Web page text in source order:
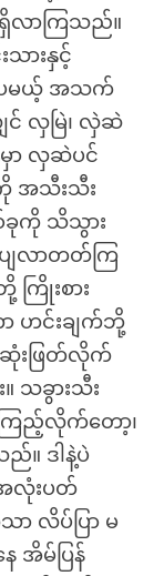
ရှိလာကြသည်။
သားနှင့်
ပေမယ့် အသက်
င် လှမြဲ၊ လှဲဆဲ
ာ လှဆဲပင်
အသီးသီး
ခုကို သိသွား
ျလာတတ်ကြ
ြိုးစား
ဟင်းချက်ဘို့
းဖြတ်လိုက်
သခွားသီး
ကြည့်လိုက်တော့၊
။ ဒါနဲ့ပဲ
လုံးပတ်
ာ လိပ်ပြာ မ
အိမ်ပြန်